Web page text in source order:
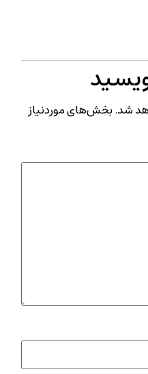
شد.بخش‌های موردنیاز